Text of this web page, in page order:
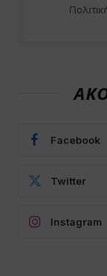
Facebook
Twitter
Instagram